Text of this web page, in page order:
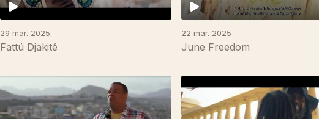
29 mar. 2025
Fattú Djakité
22 mar. 2025
June Freedom